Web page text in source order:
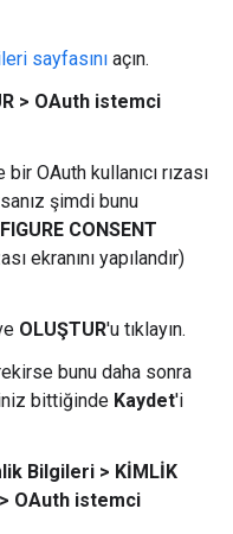
sayfasını açın.
> OAuth istemci
OAuth kullanıcı rızası
şimdi bunu
CONSENT
ekranını yapılandır)
OLUŞTUR'u tıklayın.
bunu daha sonra
bittiğinde Kaydet'i
Bilgileri > KİMLİK
> OAuth istemci